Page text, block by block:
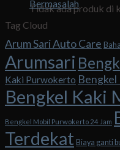
Tidak ada produk di
Bermasalah
Tag Cloud
Arum Sari Auto Care
Arumsari
Kaki Purwokerto
Bengkel Kaki
Bengkel Mobil Purwokerto 24 Jam
Terdekat Biaya ganti